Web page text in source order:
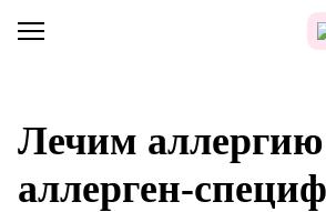
Лечим
аллерген-